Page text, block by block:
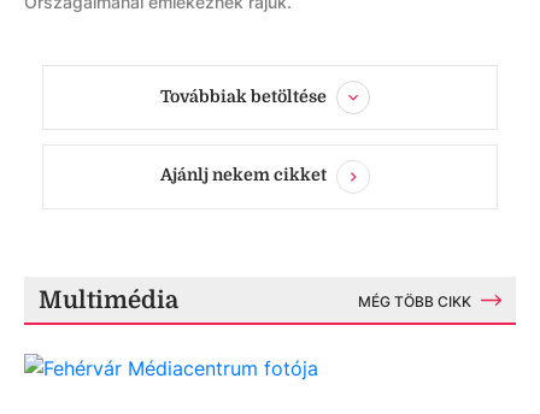
Továbbiak betöltése
Ajánlj nekem cikket
Multimédia MÉG TÖBB CIKK